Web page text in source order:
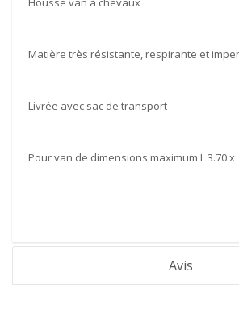
Matière très résistante, respirante et
Livrée avec sac de transport
Pour van de dimensions maximum L 3.70 x
Avis